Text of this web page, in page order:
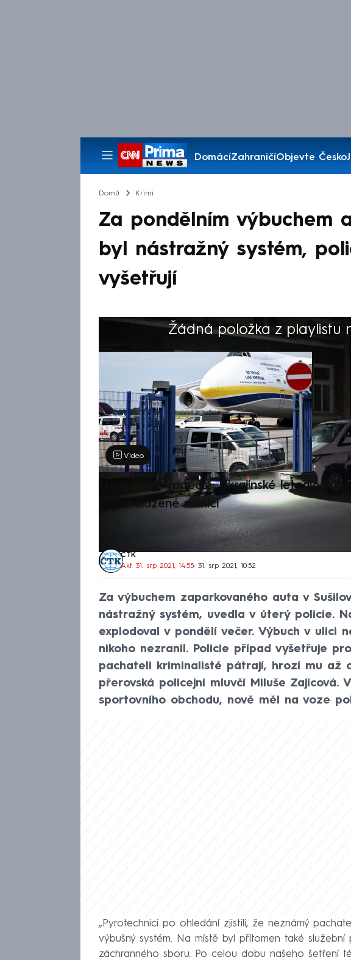
DomácíZahraničíObjevte Česko
Pořady
Domů Krimi
Za pondělním výbuchem
byl nástražný systém,
vyšetřují
Žádná položka z playlistu
Výběr redakce
Video
Na pokraji tragédie: Ukrajinské letadlo,
bylo naložené municí
ČTK
Akt. 31. srp 2021, 14:55• 31. srp 2021, 10:52
Za výbuchem zaparkovaného auta v
nástražný systém, uvedla v úterý policie.
explodoval v pondělí večer. Výbuch v ulici
nikoho nezranil. Policie případ vyšetřuje
pachateli kriminalisté pátrají, hrozí mu až
přerovská policejní mluvčí Miluše Zajícová.
sportovního obchodu, nově měl na voze
„Pyrotechnici po ohledání zjistili, že neznámý
výbušný systém. Na místě byl přítomen také
záchranného sboru. Po celou dobu našeho šetření